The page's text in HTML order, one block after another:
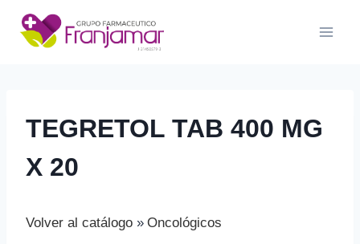
Saltar
contenido
TEGRETOL TAB 400 MG
X 20
Volver al catálogo Oncológicos